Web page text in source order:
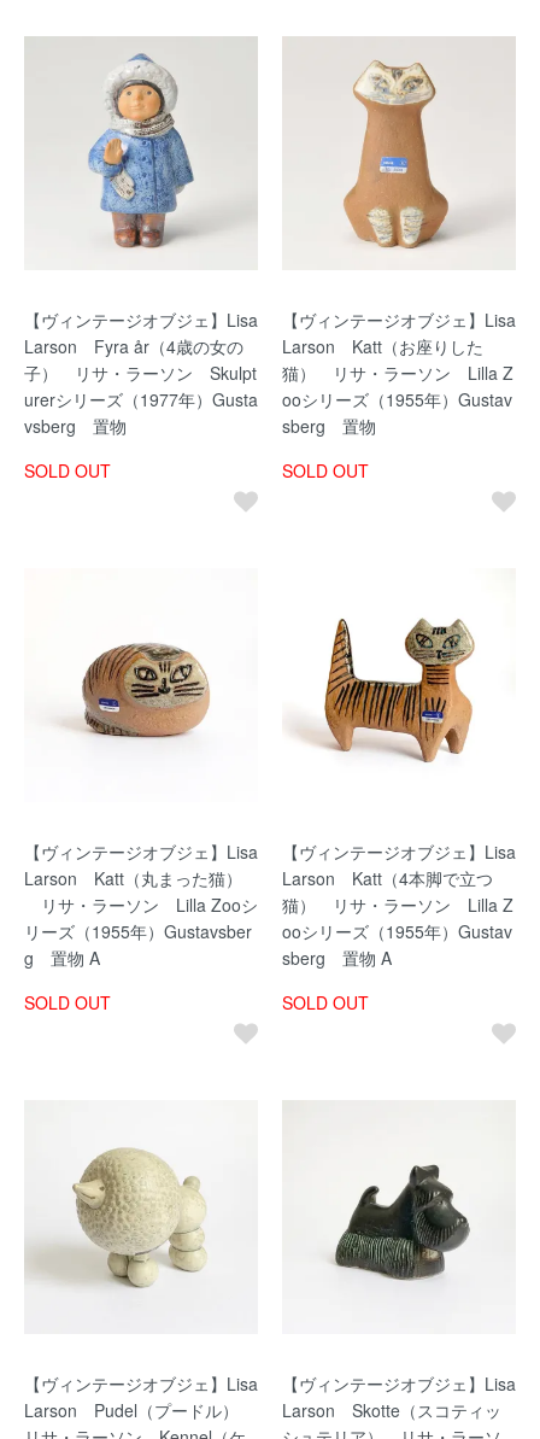
【ヴィンテージオブジェ】Lisa
Larson Fyra år（4歳の女の
子） リサ・ラーソン Skulpt
urerシリーズ（1977年）Gusta
vsberg 置物
SOLD OUT
【ヴィンテージオブジェ】Lisa
Larson Katt（お座りした
猫） リサ・ラーソン Lilla Z
ooシリーズ（1955年）Gustav
sberg 置物
SOLD OUT
【ヴィンテージオブジェ】Lisa
Larson Katt（丸まった猫）
リサ・ラーソン Lilla Zooシ
リーズ（1955年）Gustavsber
g 置物 A
SOLD OUT
【ヴィンテージオブジェ】Lisa
Larson Katt（4本脚で立つ
猫） リサ・ラーソン Lilla Z
ooシリーズ（1955年）Gustav
sberg 置物 A
SOLD OUT
【ヴィンテージオブジェ】Lisa
Larson Pudel（プードル）
【ヴィンテージオブジェ】Lisa
Larson Skotte（スコティッ